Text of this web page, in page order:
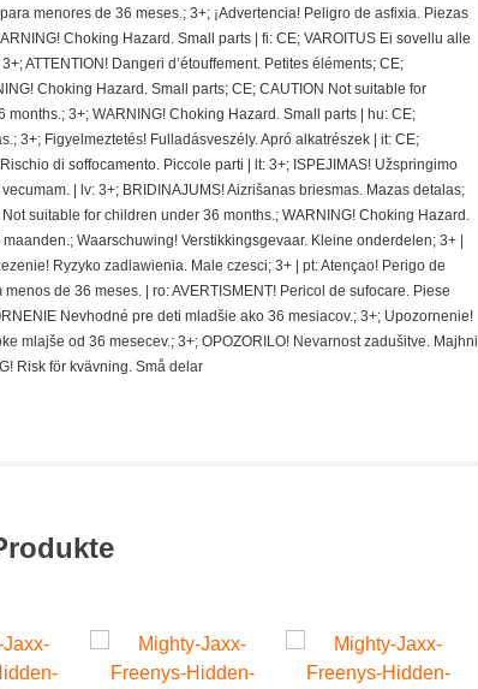
menores de 36 meses.; 3+; ¡Advertencia! Peligro de asfixia. Piezas
Choking Hazard. Small parts | fi: CE; VAROITUS Ei sovellu alle
ATTENTION! Dangeri d’étouffement. Petites éléments; CE;
Choking Hazard. Small parts; CE; CAUTION Not suitable for
3+; WARNING! Choking Hazard. Small parts | hu: CE;
3+; Figyelmeztetés! Fulladásveszély. Apró alkatrészek | it: CE;
di soffocamento. Piccole parti | lt: 3+; ISPEJIMAS! Užspringimo
| lv: 3+; BRIDINAJUMS! Aizrišanas briesmas. Mazas detalas;
suitable for children under 36 months.; WARNING! Choking Hazard.
Waarschuwing! Verstikkingsgevaar. Kleine onderdelen; 3+ |
Ryzyko zadlawienia. Male czesci; 3+ | pt: Atençao! Perigo de
de 36 meses. | ro: AVERTISMENT! Pericol de sufocare. Piese
Nevhodné pre deti mladšie ako 36 mesiacov.; 3+; Upozornenie!
mlajše od 36 mesecev.; 3+; OPOZORILO! Nevarnost zadušitve. Majhni
Risk för kvävning. Små delar